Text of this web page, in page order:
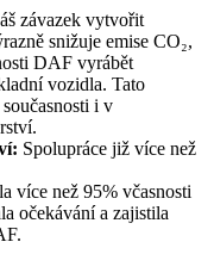
závazek vytvořit
snižuje emise CO₂,
DAF vyrábět
vozidla. Tato
i v
Spolupráce již více než
více než 95% včasnosti
očekávání a zajistila